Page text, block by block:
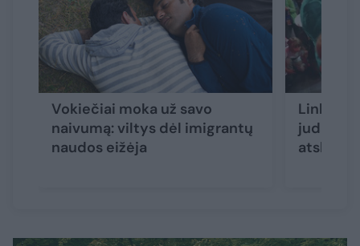
Vokiečiai moka už savo
naivumą: viltys dėl imigrantų
naudos eižėja
Link dar
judanti